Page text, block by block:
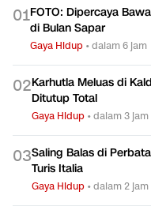
01FOTO: Dipercaya
di Bulan Sapar
Gaya Hidup •dalam 6 jam
02Karhutla Meluas di
Ditutup Total
Gaya Hidup •dalam 3 jam
03Saling Balas di
Turis Italia
Gaya Hidup •dalam 2 jam